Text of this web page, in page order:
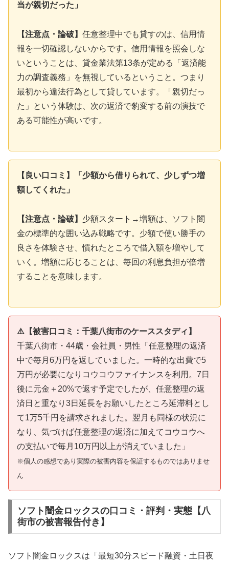
当が親切だった」
【注意点・論破】 任意整理中でも貸すのは、信用情
報を一切確認しないからです。信用情報を照会しな
いということは、貸金業法第13条が定める「返済能
力の調査義務」を無視しているということ。つまり
最初から違法行為として貸しています。「親切だっ
た」という体験は、次の返済で豹変する前の演技で
ある可能性が高いです。
【良い口コミ】「少額から借りられて、少しずつ増
額してくれた」
【注意点・論破】 少額スタート→増額は、ソフト闇
金の標準的な囲い込み戦略です。少額で使い勝手の
良さを体験させ、慣れたところで借入額を増やして
いく。増額に応じることは、毎回の利息負担が倍増
することを意味します。
⚠️【被害口コミ：千葉八街市のケーススタディ】
千葉八街市・44歳・会社員・男性「任意整理の返済
中で毎月6万円を返していました。一時的な出費で5
万円が必要になりコウコウファイナンスを利用。7日
後に元金＋20%で返す予定でしたが、任意整理の返
済日と重なり3日延長をお願いしたところ延滞料とし
て1万5千円を請求されました。翌月も同様の状況に
なり、気づけば任意整理の返済に加えてコウコウへ
の支払いで毎月10万円以上が消えていました」
※個人の感想であり実際の被害内容を保証するものではありませ
ん
ソフト闇金ロックスの口コミ・評判・実態【八
街市の被害報告付き】
ソフト闇金ロックスは「最短30分スピード融資・土日夜